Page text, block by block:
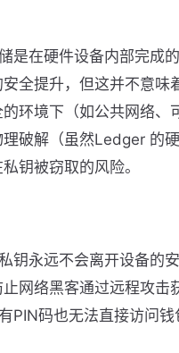
是在硬件设备内部完成
全提升，但这并不意味
环境下（如公共网络、
破解（虽然Ledger 的
钥被窃取的风险。
钥永远不会离开设备的
网络黑客通过远程攻击
PIN码也无法直接访问钱